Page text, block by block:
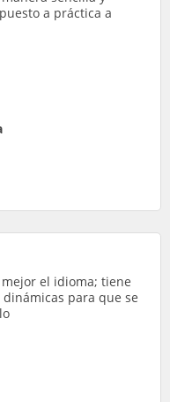
a práctica a
el idioma; tiene
para que se